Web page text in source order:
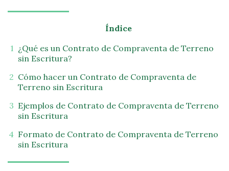
Índice
¿Qué es un Contrato de Compraventa de Terreno
sin Escritura?
Cómo hacer un Contrato de Compraventa de
Terreno sin Escritura
Ejemplos de Contrato de Compraventa de Terreno
sin Escritura
Formato de Contrato de Compraventa de Terreno
sin Escritura